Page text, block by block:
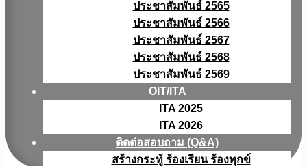
ประชาสัมพันธ์ 2565
ประชาสัมพันธ์ 2566
ประชาสัมพันธ์ 2567
ประชาสัมพันธ์ 2568
ประชาสัมพันธ์ 2569
OIT/ITA
ITA 2025
ITA 2026
ติดต่อสอบถาม (Q&A)
สร้างกระทู้ ร้องเรียน ร้องทุกข์